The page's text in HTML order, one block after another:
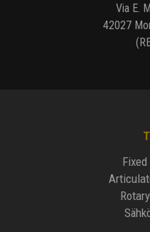
Via E.
42027